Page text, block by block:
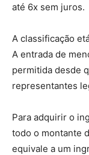
até 6x sem juros.
A classificação
A entrada de
permitida desde
representantes
Para adquirir o
todo o montante
equivale a um